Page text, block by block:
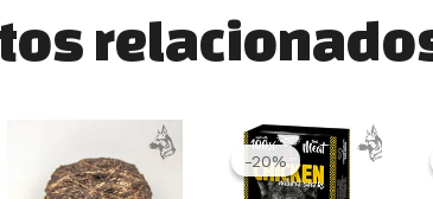
-20%
-20%
El
precio
original
era:
El
precio
actual
es: